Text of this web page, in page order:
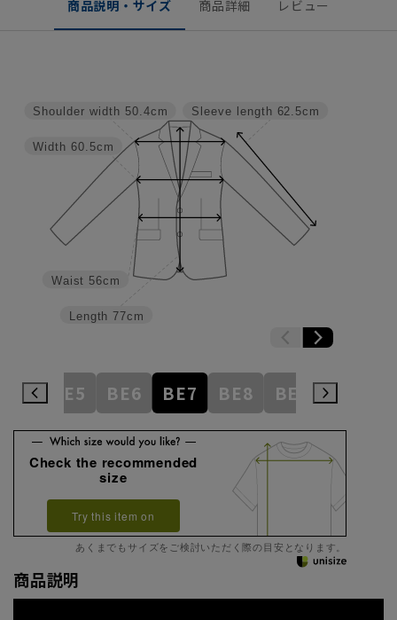
商品説明・サイズ 商品詳細 レビュー
Sleeve length 62.5cm
Length 77cm
Waist 56cm
Width 60.5cm
Shoulder width 50.4cm
BE5 BE6 BE7 BE8 BE9 BE10
Check the recommended
size
Try this item on
あくまでもサイズをご検討いただく際の目安となります。
商品説明